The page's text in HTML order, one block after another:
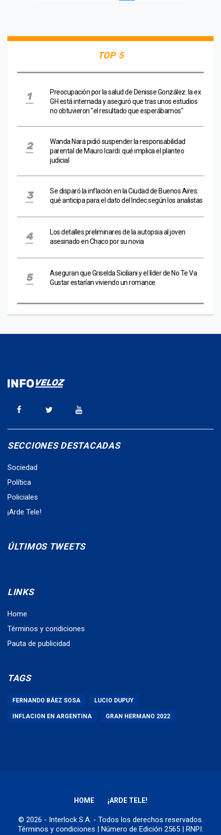
TOP 5
Preocupación por la salud de Denisse González: la ex
GH está internada y aseguró que tras unos estudios
no obtuvieron "el resultado que esperábamos"
Wanda Nara pidió suspender la responsabilidad
parental de Mauro Icardi: qué implica el planteo
judicial
Se disparó la inflación en la Ciudad de Buenos Aires:
qué anticipa para el dato del Indec según los analistas
Los detalles preliminares de la autopsia al joven
asesinado en Chaco por su novia
Aseguran que Griselda Siciliani y el líder de No Te Va
Gustar estarían viviendo un romance
SECCIONES DESTACADAS
Sociedad
Política
Policiales
¡Arde Tele!
ÚLTIMOS TWEETS
LINKS
Home
Términos y condiciones
Pauta de publicidad
TAGS
FERNANDO BÁEZ SOSA LUCIO DUPUY
INFLACION EN ARGENTINA GRAN HERMANO 2022
HOME ¡ARDE TELE!
© 2026 - Interlock S.A. - Todos los derechos reservados.
Términos y condiciones | Número de Edición 2565 | RNPI: